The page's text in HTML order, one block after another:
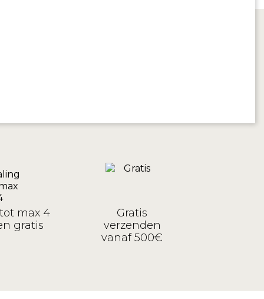
max 4
gratis
Gratis
verzenden
vanaf 500€